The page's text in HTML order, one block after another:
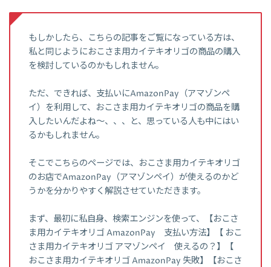
もしかしたら、こちらの記事をご覧になっている方は、
私と同じようにおこさま用カイテキオリゴの商品の購入
を検討しているのかもしれません。
ただ、できれば、支払いにAmazonPay（アマゾンペ
イ）を利用して、おこさま用カイテキオリゴの商品を購
入したいんだよね～、、、と、思っている人も中にはい
るかもしれません。
そこでこちらのページでは、おこさま用カイテキオリゴ
のお店でAmazonPay（アマゾンペイ）が使えるのかど
うかを分かりやすく解説させていただきます。
まず、最初に私自身、検索エンジンを使って、【おこさ
ま用カイテキオリゴ AmazonPay 支払い方法】【 おこ
さま用カイテキオリゴ アマゾンペイ 使えるの？】【
おこさま用カイテキオリゴ AmazonPay 失敗】【おこさ